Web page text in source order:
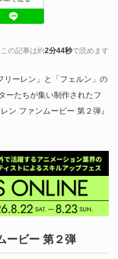
Tumblr
この記事は約2分44秒で読めます
リーレン」と「フェルン」の
ーたちが集い制作されたフ
ン ファンムービー 第２弾』
ービー 第２弾